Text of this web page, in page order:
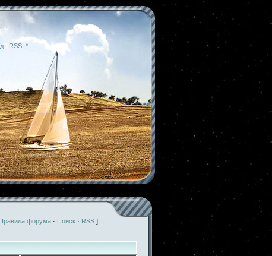
RSS *
Правила форума · Поиск · RSS ]